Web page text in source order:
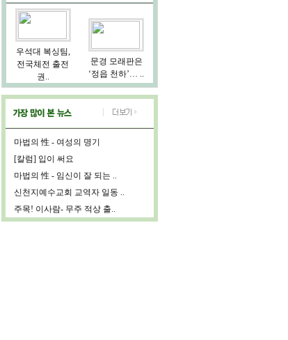
우석대 복싱팀,
전국체전 출전
권..
문경 모래판은
‘정읍 천하’… ..
마법의 性 - 여성의 명기
[칼럼] 입이 써요
마법의 性 - 임신이 잘 되는 ..
신천지예수교회 교역자 일동 ..
주목! 이사람- 무주 적상 출..